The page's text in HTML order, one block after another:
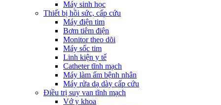
Máy sinh học
Thiết bị hồi sức, cấp cứu
Máy điện tim
Bơm tiêm điện
Monitor theo dõi
Máy sốc tim
Linh kiện y tế
Catheter tĩnh mạch
Máy làm ấm bệnh nhân
Máy rửa dạ dày cấp cứu
Điều trị suy van tĩnh mạch
Vớ y khoa